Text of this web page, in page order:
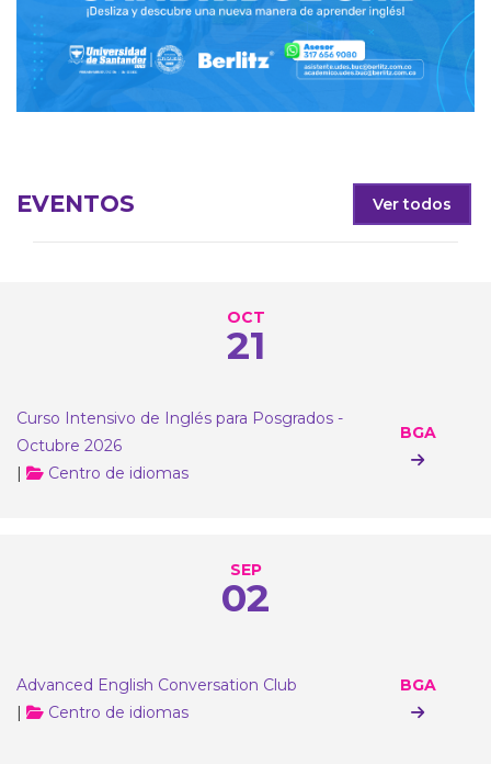
EVENTOS Ver todos
OCT
21
Curso Intensivo de Inglés para Posgrados -
Octubre 2026
|
Centro de idiomas
BGA
SEP
02
Advanced English Conversation Club
|
Centro de idiomas
BGA